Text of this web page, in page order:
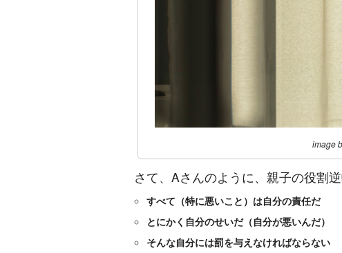
image
さて、Aさんのように、親子の役割
すべて（特に悪いこと）は自分の責任だ
とにかく自分のせいだ（自分が悪いんだ）
そんな自分には罰を与えなければならない